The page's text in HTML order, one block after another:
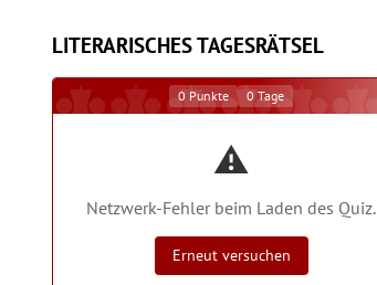
LITERARISCHES TAGESRÄTSEL
0 Punkte 0 Tage
⚠️
Netzwerk-Fehler beim Laden des Quiz.
Erneut versuchen